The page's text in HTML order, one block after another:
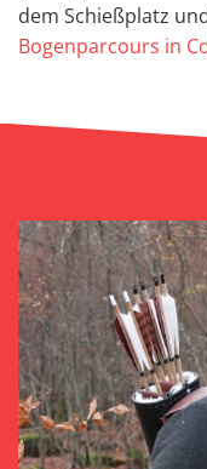
dem Schießplatz
Bogenparcours in